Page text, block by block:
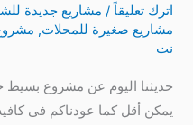
اترك تعليقاً /مشاريع جديدة
مشاريع صغيرة للمحلات,مشروع
يمكن أقل كما عودناكم فى كافيه
الريسيفر
شواحن
الموبايل